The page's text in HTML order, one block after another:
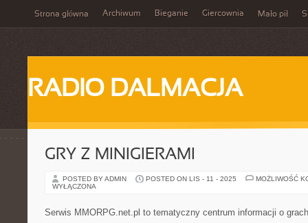
Strona główna Archiwum Bieganie Giercownia Mało pił
RADIO DALMACJA
GRY Z MINIGIERAMI
POSTED BY ADMIN POSTED ON LIS - 11 - 2025
MOŻLIWOŚĆ
WYŁĄCZONA
Serwis MMORPG.net.pl to tematyczny centrum informacji o